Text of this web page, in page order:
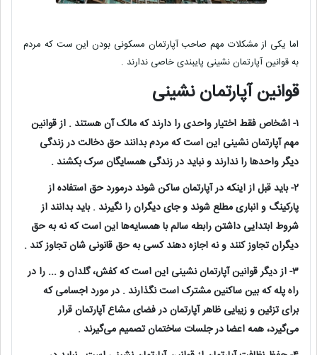
اما یکی از مشکلات مهم صاحب آپارتمان مسکونی بودن این ست که مردم
به قوانین آپارتمان نشینی پایبندی خاصی ندارند .
قوانین آپارتمان نشینی
۱- اشخاص فقط اختیار واحدی را دارند که مالک آن هستند . از قوانین
مهم آپارتمان نشینی این است که مردم بدانند حق دخالت در زندگی
دیگر واحد‌ها را ندارند و نباید در زندگی همسایگان سرک بکشند .
۲- باید قبل از اینکه در آپارتمان ساکن شوند درمورد حق استفاده از
پارکینگ و انباری مطلع شوند و جای دیگران را نگیرند . باید بدانند از
شروط ابتدایی داشتن رابطه سالم با همسایه‌ها این است که نه به حق
دیگران تجاوز کنند و نه اجازه دهند کسی به حق قانونی شان تجاوز کند .
۳- از دیگر قوانین آپارتمان نشینی این است که کفش، گلدان و ... را در
راه پله که بین ساکنین مشترک است نگذارند . در مورد اجسامی که
برای تزئین و زیبایی ظاهر آپارتمان در فضای مشاع آپارتمان قرار
می‌گیرد، همه اعضا در جلسات ساختمان تصمیم می‌گیرند .